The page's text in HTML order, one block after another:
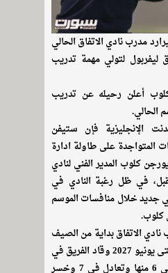
مدرب نادي الاتفاق الحالي
ليفربول لتولي مهمة تدريب
أعلن رحيله عن تدريب
الحالي.
الإنجليزية فإن ستيفن
المتواجدة على طاولة ادارة
كلوب المدير الفني لنادي
في ظل رغبة النادي في
جديد خلال منافسات الموسم
كلوب.
الاتفاق بداية من الصيف
الماضي لمدة 3 مواسم حتى يونيو 2027 وقاد الفريق في
19 مباراة وحقق الفوز في 6 منها وتعادل في 7 وخسر